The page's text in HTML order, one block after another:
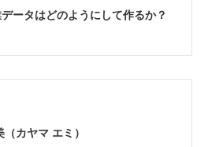
ータはどのようにして作るか？
カヤマ エミ）